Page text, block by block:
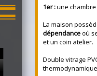
1er :une
La maison
dépendanceoù
et un coin atelier.
Double vitrage